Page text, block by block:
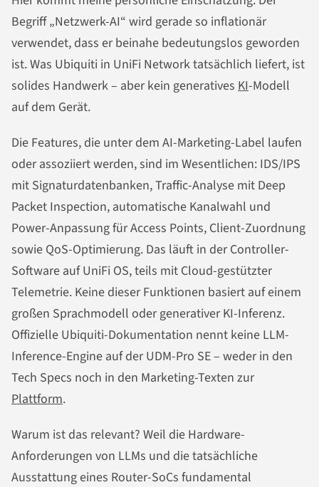
Begriff „Netzwerk-AI“ wird gerade so inflationär
verwendet, dass er beinahe bedeutungslos geworden
ist. Was Ubiquiti in UniFi Network tatsächlich liefert, ist
solides Handwerk – aber kein generatives KI-Modell
auf dem Gerät.
Die Features, die unter dem AI-Marketing-Label laufen
oder assoziiert werden, sind im Wesentlichen: IDS/IPS
mit Signaturdatenbanken, Traffic-Analyse mit Deep
Packet Inspection, automatische Kanalwahl und
Power-Anpassung für Access Points, Client-Zuordnung
sowie QoS-Optimierung. Das läuft in der Controller-
Software auf UniFi OS, teils mit Cloud-gestützter
Telemetrie. Keine dieser Funktionen basiert auf einem
großen Sprachmodell oder generativer KI-Inferenz.
Offizielle Ubiquiti-Dokumentation nennt keine LLM-
Inference-Engine auf der UDM-Pro SE – weder in den
Tech Specs noch in den Marketing-Texten zur
Plattform.
Warum ist das relevant? Weil die Hardware-
Anforderungen von LLMs und die tatsächliche
Ausstattung eines Router-SoCs fundamental